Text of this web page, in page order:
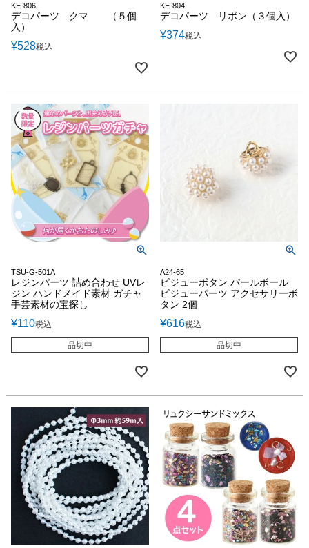
KE-806
デコパーツ クマ （５個
入）
¥528税込
KE-804
デコパーツ リボン（３個入）
¥374税込
TSU-G-501A
レジンパーツ 詰め合わせ UVレ
ジン ハンドメイド素材 ガチャ
手芸素材の宝探し
¥110税込
品切中
A24-65
ビジューボタン パールボール
ビジューパーツ アクセサリーボ
タン 2個
¥616税込
品切中